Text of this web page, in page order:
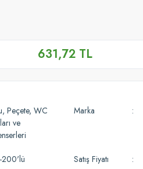
631,72 TL
Peçete, WC
ve
Marka
200'lü Satış Fiyatı